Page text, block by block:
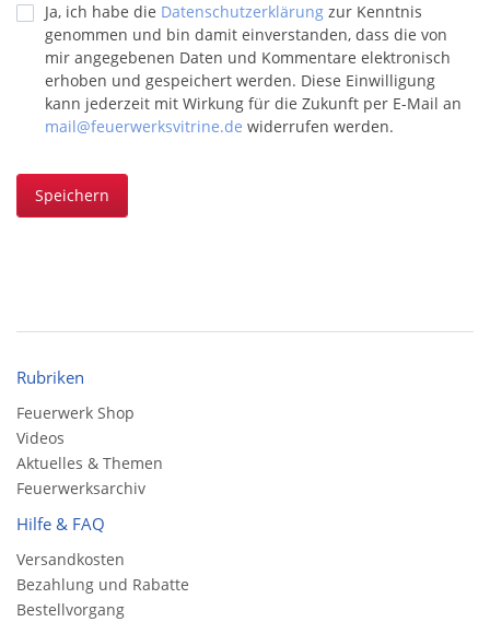
Ja, ich habe die Datenschutzerklärung zur Kenntnis
genommen und bin damit einverstanden, dass die von
mir angegebenen Daten und Kommentare elektronisch
erhoben und gespeichert werden. Diese Einwilligung
kann jederzeit mit Wirkung für die Zukunft per E-Mail an
mail@feuerwerksvitrine.de widerrufen werden.
Speichern
Rubriken
Feuerwerk Shop
Videos
Aktuelles & Themen
Feuerwerksarchiv
Hilfe & FAQ
Versandkosten
Bezahlung und Rabatte
Bestellvorgang